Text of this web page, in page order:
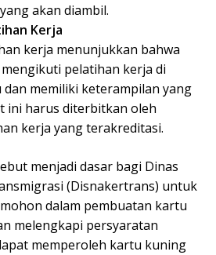
akan diambil.
Kerja
kerja menunjukkan bahwa
pelatihan kerja di
memiliki keterampilan yang
ini harus diterbitkan oleh
kerja yang terakreditasi.
menjadi dasar bagi Dinas
(Disnakertrans) untuk
dalam pembuatan kartu
melengkapi persyaratan
memperoleh kartu kuning